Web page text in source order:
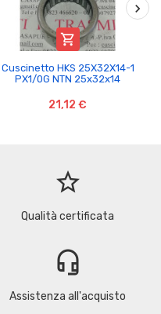

Cuscinetto HKS 25X32X14-1
PX1/0G NTN 25x32x14
21,12 €
star_border
Qualità certificata
headset_mic
Assistenza all'acquisto